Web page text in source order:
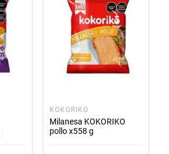
KOKORIKO
Milanesa KOKORIKO
pollo x558 g